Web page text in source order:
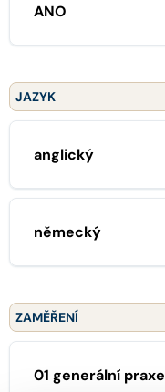
ANO
JAZYK
anglický
německý
ZAMĚŘENÍ
01 generální praxe